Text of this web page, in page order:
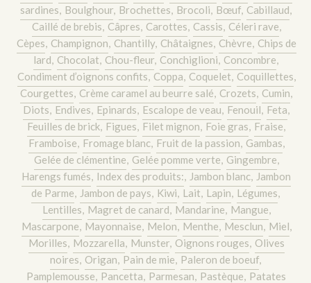
sardines, Boulghour, Brochettes, Brocoli, Bœuf, Cabillaud,
Caillé de brebis, Câpres, Carottes, Cassis, Céleri rave,
Cèpes, Champignon, Chantilly, Châtaignes, Chèvre, Chips de
lard, Chocolat, Chou-fleur, Conchiglioni, Concombre,
Condiment d’oignons confits, Coppa, Coquelet, Coquillettes,
Courgettes, Crème caramel au beurre salé, Crozets, Cumin,
Diots, Endives, Epinards, Escalope de veau, Fenouil, Feta,
Feuilles de brick, Figues, Filet mignon, Foie gras, Fraise,
Framboise, Fromage blanc, Fruit de la passion, Gambas,
Gelée de clémentine, Gelée pomme verte, Gingembre,
Harengs fumés, Index des produits:, Jambon blanc, Jambon
de Parme, Jambon de pays, Kiwi, Lait, Lapin, Légumes,
Lentilles, Magret de canard, Mandarine, Mangue,
Mascarpone, Mayonnaise, Melon, Menthe, Mesclun, Miel,
Morilles, Mozzarella, Munster, Oignons rouges, Olives
noires, Origan, Pain de mie, Paleron de boeuf,
Pamplemousse, Pancetta, Parmesan, Pastèque, Patates